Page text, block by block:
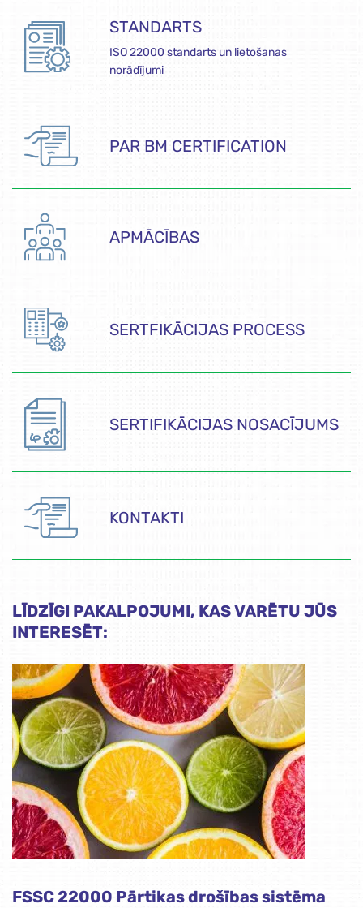
STANDARTS
ISO 22000 standarts un lietošanas
norādījumi
PAR BM CERTIFICATION
APMĀCĪBAS
SERTFIKĀCIJAS PROCESS
SERTIFIKĀCIJAS NOSACĪJUMS
KONTAKTI
LĪDZĪGI PAKALPOJUMI, KAS VARĒTU JŪS
INTERESĒT:
FSSC 22000 Pārtikas drošības sistēma